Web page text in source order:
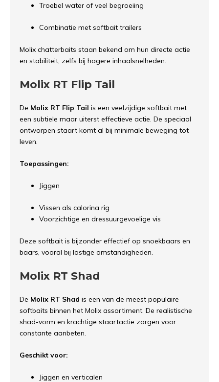
Troebel water of veel begroeiing
Combinatie met softbait trailers
Molix chatterbaits staan bekend om hun directe actie
en stabiliteit, zelfs bij hogere inhaalsnelheden.
Molix RT Flip Tail
De Molix RT Flip Tail is een veelzijdige softbait met
een subtiele maar uiterst effectieve actie. De speciaal
ontworpen staart komt al bij minimale beweging tot
leven.
Toepassingen:
Jiggen
Vissen als calorina rig
Voorzichtige en dressuurgevoelige vis
Deze softbait is bijzonder effectief op snoekbaars en
baars, vooral bij lastige omstandigheden.
Molix RT Shad
De Molix RT Shad is een van de meest populaire
softbaits binnen het Molix assortiment. De realistische
shad-vorm en krachtige staartactie zorgen voor
constante aanbeten.
Geschikt voor:
Jiggen en verticalen